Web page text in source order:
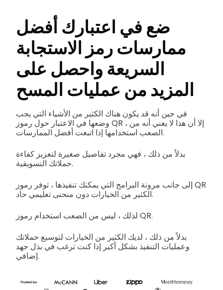
ضع في اعتبارك أفضل
ممارسات رمز الاستجابة
السريعة واحصل على
المزيد من عمليات المسح
في حين أنه قد يكون هناك الكثير من الأشياء التي يجب
وضعها في الاعتبار حول رموز QR ، إلا أن هذا لا يعني أنه من
الصعب استخدامها إذا اتبعت أفضل الممارسات.
بدلاً من ذلك ، فهي مجرد تفاصيل صغيرة لتعزيز كفاءة
حملاتك التسويقية.
إلى جانب مرونة البرامج التي يمكنك تنفيذها ، توفر رموز QR
الكثير من الخيارات دون منحنى تعليمي حاد.
لذلك ، ليس من الصعب استخدام رموز QR.
بدلاً من ذلك ، لديك الكثير من الخيارات لتوسيع حملاتك
وعمليات التنفيذ بشكل أكبر إذا كنت ترغب في بذل جهد
إضافي.